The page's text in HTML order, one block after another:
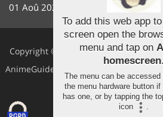
01 Aoû 2026 20:56
Copyright ©
AnimeGuides
To add this web app
screen open the
menu and tap on
homescreen.
The menu can be
the menu hardware button
has one, or by tapping the
icon
.